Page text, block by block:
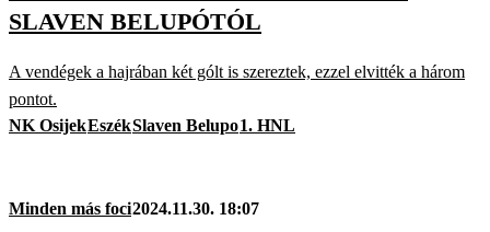
SLAVEN BELUPÓTÓL
A vendégek a hajrában két gólt is szereztek, ezzel elvitték a három
pontot.
NK OsijekEszékSlaven Belupo1. HNL
Minden más foci2024.11.30. 18:07